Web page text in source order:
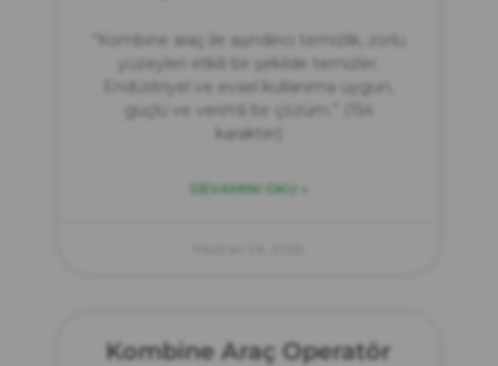
“Kombine araç ile aşındırıcı temizlik, zorlu
yüzeyleri etkili bir şekilde temizler.
Endüstriyel ve evsel kullanıma uygun,
güçlü ve verimli bir çözüm.” (154
karakter)
DEVAMINI OKU »
Kombine Araç Operatör